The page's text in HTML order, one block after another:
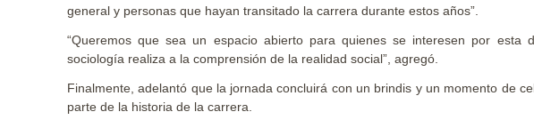
general y personas que hayan transitado la carrera durante estos años”.
“Queremos que sea un espacio abierto para quienes se interesen por
sociología realiza a la comprensión de la realidad social”, agregó.
Finalmente, adelantó que la jornada concluirá con un brindis y un momento de
parte de la historia de la carrera.